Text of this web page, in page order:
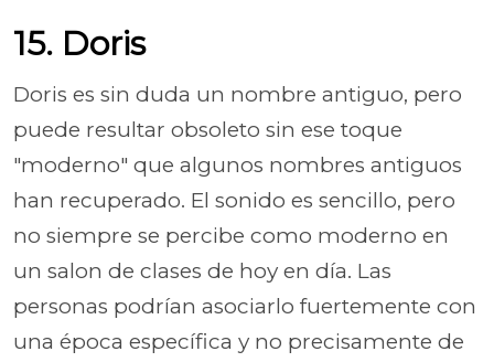
15. Doris
Doris es sin duda un nombre antiguo, pero
puede resultar obsoleto sin ese toque
"moderno" que algunos nombres antiguos
han recuperado. El sonido es sencillo, pero
no siempre se percibe como moderno en
un salon de clases de hoy en día. Las
personas podrían asociarlo fuertemente con
una época específica y no precisamente de